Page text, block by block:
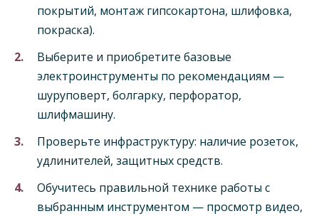
покрытий, монтаж гипсокартона, шлифовка,
покраска).
Выберите и приобретите базовые
электроинструменты по рекомендациям —
шуруповерт, болгарку, перфоратор,
шлифмашину.
Проверьте инфраструктуру: наличие розеток,
удлинителей, защитных средств.
Обучитесь правильной технике работы с
выбранным инструментом — просмотр видео,